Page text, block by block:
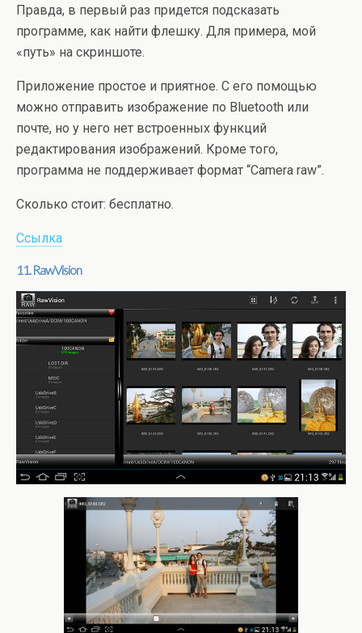
Правда, в первый раз придется подсказать
программе, как найти флешку. Для примера, мой
«путь» на скриншоте.
Приложение простое и приятное. С его помощью
можно отправить изображение по Bluetooth или
почте, но у него нет встроенных функций
редактирования изображений. Кроме того,
программа не поддерживает формат “Сamera raw”.
Сколько стоит: бесплатно.
Ссылка
11. RawVision